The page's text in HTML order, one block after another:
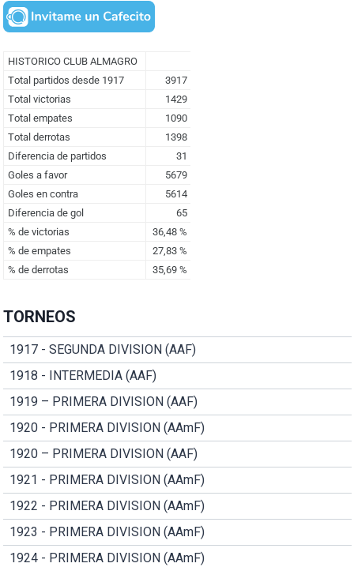
TORNEOS
1917 - SEGUNDA DIVISION (AAF)
1918 - INTERMEDIA (AAF)
1919 – PRIMERA DIVISION (AAF)
1920 - PRIMERA DIVISION (AAmF)
1920 – PRIMERA DIVISION (AAF)
1921 - PRIMERA DIVISION (AAmF)
1922 - PRIMERA DIVISION (AAmF)
1923 - PRIMERA DIVISION (AAmF)
1924 - PRIMERA DIVISION (AAmF)